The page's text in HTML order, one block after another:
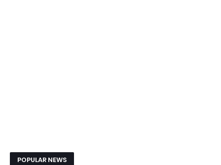
POPULAR NEWS